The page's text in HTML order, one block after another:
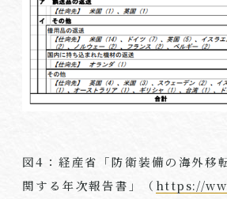
図4 ：経産省「防衛装備の海外移
関する年次報告書」（ https://